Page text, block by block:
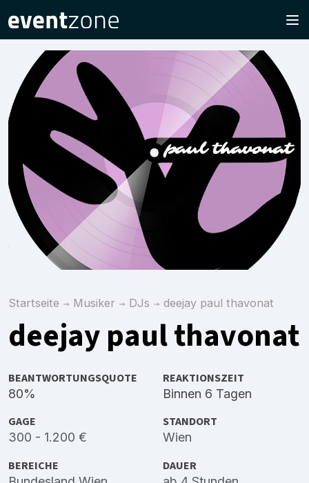
Startseite Musiker DJs deejay paul thavonat
deejay paul thavonat
BEANTWORTUNGSQUOTE
80%
REAKTIONSZEIT
Binnen 6 Tagen
GAGE
300 - 1.200 €
STANDORT
Wien
BEREICHE DAUER